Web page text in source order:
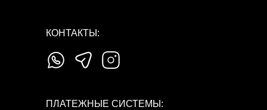
КОНТАКТЫ:
ПЛАТЕЖНЫЕ СИСТЕМЫ: